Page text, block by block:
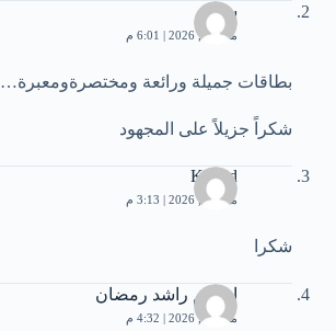
سمير
مايو 23, 2026 | 6:01 م
بطاقات جميلة ورائعة ومختصرةومعبرة…
شكراً جزيلاً على المجهود
Khalid
مايو 25, 2026 | 3:13 م
شكرا
اخوكم راشد رمضان
مايو 25, 2026 | 4:32 م